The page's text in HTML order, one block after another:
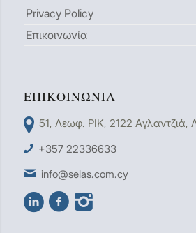
Privacy Policy
Επικοινωνία
ΕΠΙΚΟΙΝΩΝΊΑ
51, Λεωφ. ΡΙΚ, 2122 Aγλαντζιά,
+357 22336633
info@selas.com.cy